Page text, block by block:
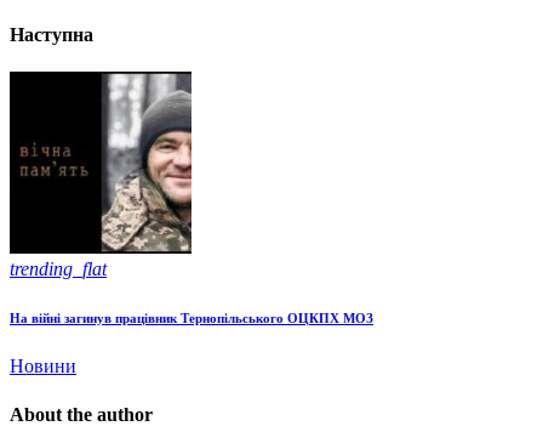
Наступна
trending_flat
На війні загинув працівник Тернопільського ОЦКПХ МОЗ
Новини
About the author